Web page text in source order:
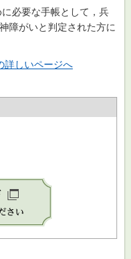
必要な手帳として，兵
障がいと判定された方に
詳しいページへ